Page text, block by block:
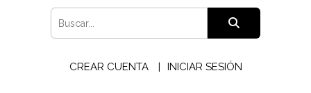
CREAR CUENTA INICIAR SESIÓN